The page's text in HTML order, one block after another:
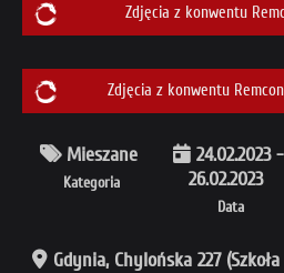
Zdjęcia z konwentu
Zdjęcia z konwentu
Kategoria
Mieszane
Data
24.02.2023 -
26.02.2023
Gdynia, Chylońska 227